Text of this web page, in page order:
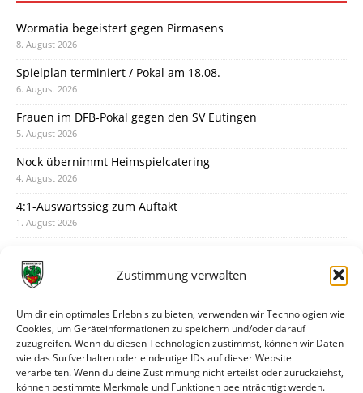
Zustimmung verwalten
Um dir ein optimales Erlebnis zu bieten, verwenden wir Technologien wie
Cookies, um Geräteinformationen zu speichern und/oder darauf
zuzugreifen. Wenn du diesen Technologien zustimmst, können wir Daten
wie das Surfverhalten oder eindeutige IDs auf dieser Website
verarbeiten. Wenn du deine Zustimmung nicht erteilst oder zurückziehst,
können bestimmte Merkmale und Funktionen beeinträchtigt werden.
Wormatia begeistert gegen Pirmasens
8. August 2026
Spielplan terminiert / Pokal am 18.08.
6. August 2026
Frauen im DFB-Pokal gegen den SV Eutingen
5. August 2026
Nock übernimmt Heimspielcatering
4. August 2026
4:1-Auswärtssieg zum Auftakt
1. August 2026
31. Juli 2026
30. Juli 2026
Deine Spielminute: 89+1
28. Juli 2026
Neuer Rückensponsor